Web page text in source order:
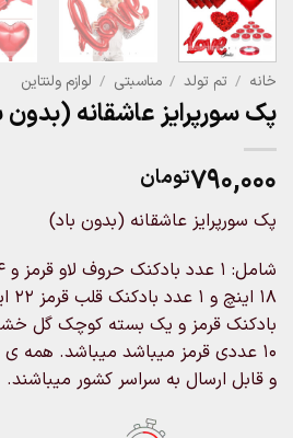
خانه / تم تولد / مناسبتی / لوازم ولنتاین
پک سورپرایز عاشقانه (بدون
۷۹۰,۰۰۰تومان
پک سورپرایز عاشقانه (بدون باد)
بادکنک قرمز و یک بسته کوچک گل
10 عددی قرمز میباشد میباشد. همه
و قابل ارسال به سراسر کشور میباشند.